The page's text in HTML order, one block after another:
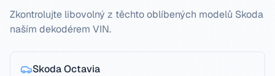
Zkontrolujte libovolný z těchto oblíbených modelů Skoda
naším dekodérem VIN.
SkodaOctavia